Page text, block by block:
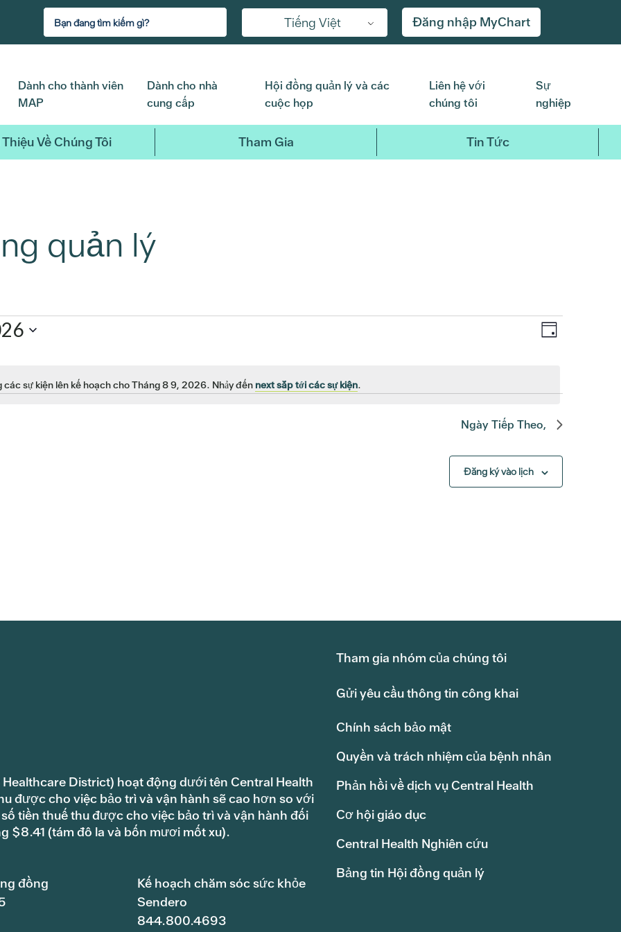
Tiếng Việt Đăng nhập MyChart
Dành cho thành viên
MAP
Dành cho nhà
cung cấp
Hội đồng quản lý và các
cuộc họp
Liên hệ với
chúng tôi
Sự
nghiệp
Về Chúng Tôi Tham Gia Tin Tức
quản lý
Để
các sự kiện lên kế hoạch cho Tháng 8 9, 2026. Nhảy đến next sắp tới các sự kiện.
Xem
Sự
Ngày
Ngày Tiếp Theo,
Đăng ký vào lịch
Healthcare District) hoạt động dưới tên Central Health
được cho việc bảo trì và vận hành sẽ cao hơn so với
tiền thuế thu được cho việc bảo trì và vận hành đối
$8.41 (tám đô la và bốn mươi mốt xu).
đồng
Kế hoạch chăm sóc sức khỏe
Sendero
844.800.4693
Tham gia nhóm của chúng tôi
Gửi yêu cầu thông tin công khai
Chính sách bảo mật
Quyền và trách nhiệm của bệnh nhân
Phản hồi về dịch vụ Central Health
Cơ hội giáo dục
Central Health Nghiên cứu
Bảng tin Hội đồng quản lý